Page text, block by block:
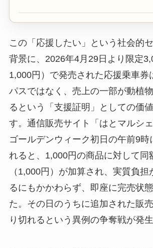
この「応援したい」という社会的
背景に、2026年4月29日より限定
1,000円）で発売された応援乗車券
パスではなく、売上の一部が動植
るという「支援証明」としての価
す。通信販売サイト「はとマルシェ
ゴールデンウィーク初日の午前9時
れると、1,000円の商品に対して同
（1,000円）が加算され、実質負
るにもかかわらず、即座に完売状
た。その日のうちに追加された販
り切れるという異例の争奪戦が発